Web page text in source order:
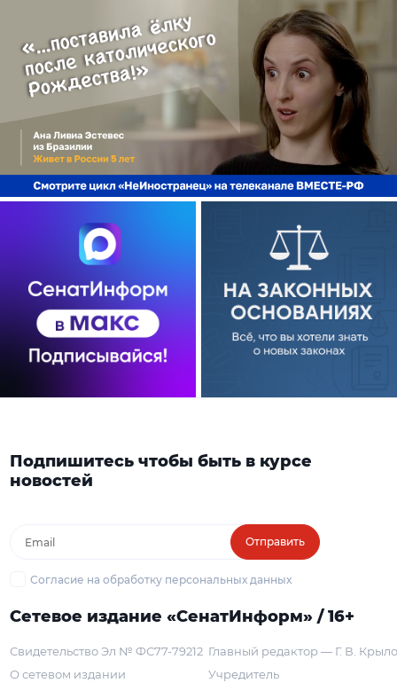
Подпишитесь чтобы быть в курсе
новостей
Отправить
Согласие на обработку персональных данных
Сетевое издание «СенатИнформ» / 16+
Свидетельство Эл № ФС77-79212
О сетевом издании
Главный редактор — Г. В.
Учредитель